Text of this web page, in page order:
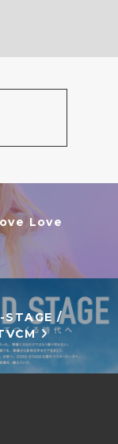
Love
STAGE /